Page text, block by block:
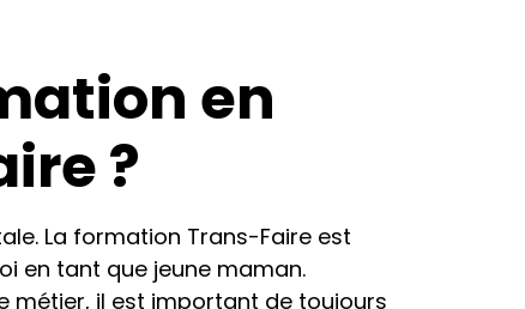
en
?
La formation Trans-Faire est
en tant que jeune maman.
métier, il est important de toujours